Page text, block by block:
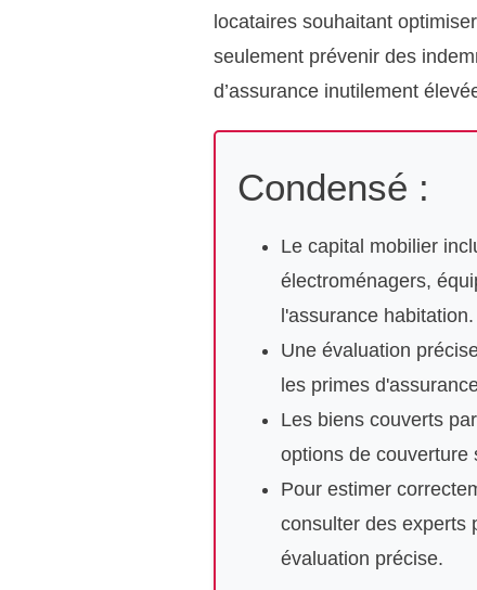
locataires souhaitant
seulement prévenir des
d’assurance inutilement
Condensé :
Le capital mobilier
électroménagers,
l'assurance habitation.
Une évaluation
les primes
Les biens couverts
options de couverture
Pour estimer
consulter des experts
évaluation précise.